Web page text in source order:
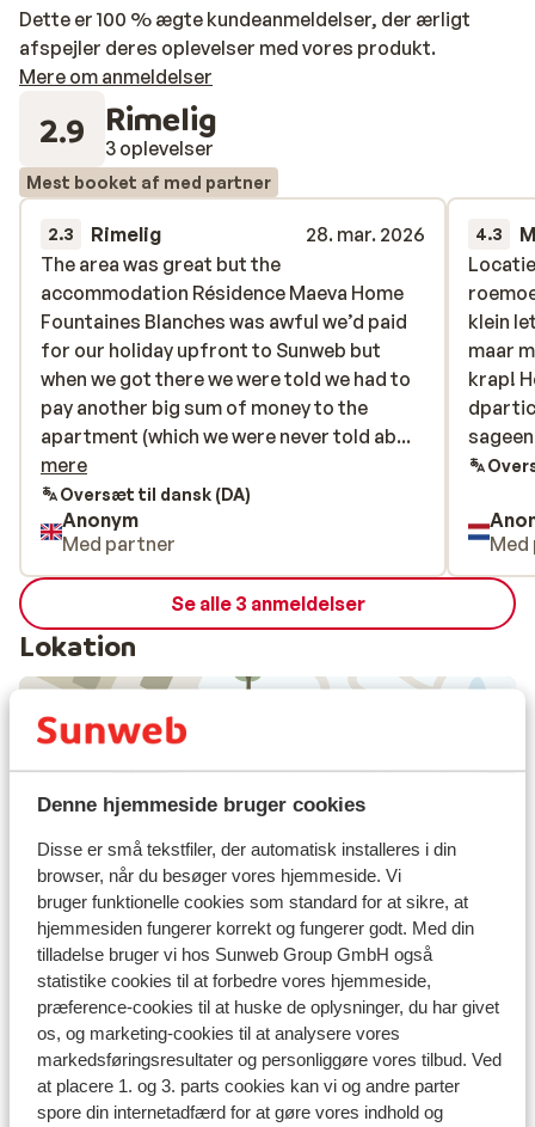
Denne hjemmeside bruger cookies
Disse er små tekstfiler, der automatisk installeres i din
browser, når du besøger vores hjemmeside. Vi
bruger funktionelle cookies som standard for at sikre, at
hjemmesiden fungerer korrekt og fungerer godt. Med din
tilladelse bruger vi hos Sunweb Group GmbH også
statistike cookies til at forbedre vores hjemmeside,
præference-cookies til at huske de oplysninger, du har givet
os, og marketing-cookies til at analysere vores
markedsføringsresultater og personliggøre vores tilbud. Ved
at placere 1. og 3. parts cookies kan vi og andre parter
spore din internetadfærd for at gøre vores indhold og
Dette er 100 % ægte kundeanmeldelser, der ærligt
afspejler deres oplevelser med vores produkt.
Mere om anmeldelser
2.9 Rimelig
3 oplevelser
Mest booket af med partner
2.3 Rimelig
28. mar. 2026
The area was great but the
accommodation Résidence Maeva Home
Fountaines Blanches was awful we’d paid
for our holiday upfront to Sunweb but
when we got there we were told we had to
pay another big sum of money to the
apartment (which we were never told
about)!!!! They when we contacted Sunweb
there were so unhelpful actually
completely useless.! I do not recommend
using them.
The area was great but the
accommodation Résidence Maeva Home
Fountaines Blanches was awful we’d paid
for our holiday upfront to Sunweb but
when we got there we were told we had to
pay another big sum of money to the
apartment (which we were never told ab...
mere
Oversæt til dansk (DA)
Anonym
Med partner
4.3
klein
maar
krap!
niks
lief te
ook
klein
maar
krap!
Se alle 3 anmeldelser
Lokation
I området
I centrum
Indkvartering med forskellig indretning/ejer
Afstand til skipiste ca. 0 meter
Afstand til nærmeste butikker ca. 0 meter
Liftkort/skileje/undervisning